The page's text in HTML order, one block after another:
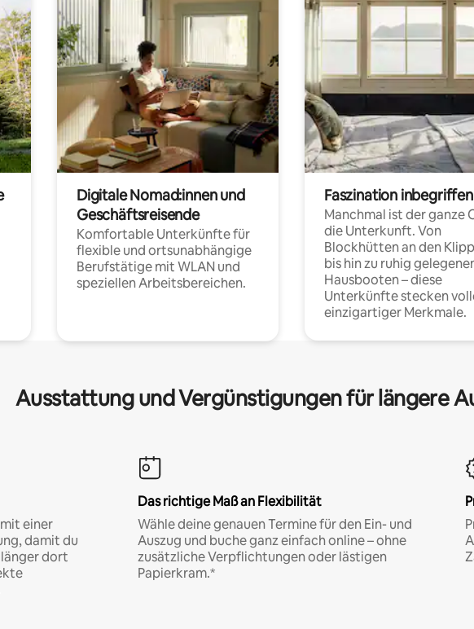
Digitale Nomad:innen und
Geschäftsreisende
Komfortable Unterkünfte für
flexible und ortsunabhängige
Berufstätige mit WLAN und
speziellen Arbeitsbereichen.
Faszination inbegriffen
Manchmal ist der ganze
die Unterkunft. Von
Blockhütten an den
bis hin zu ruhig
Hausbooten – diese
Unterkünfte stecken
einzigartiger Merkmale.
Ausstattung und Vergünstigungen für längere
einer
damit du
dort
Das richtige Maß an Flexibilität
Wähle deine genauen Termine für den Ein- und
Auszug und buche ganz einfach online – ohne
zusätzliche Verpflichtungen oder lästigen
Papierkram.*